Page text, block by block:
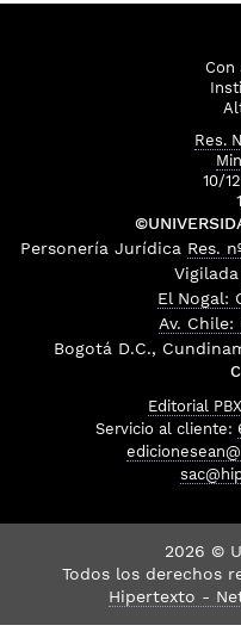
Con
Res.
10/
Personería Jurídica Res.
Vigilada
El Nogal:
Av.
Bogotá D.C.,
Editorial
Servicio al cliente:
2026 ©
Todos los derechos
Hipertexto -